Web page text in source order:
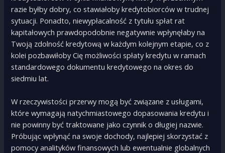
razie byłby dobry, co stawiałoby kredytobiorców w trudnej
sytuacji. Ponadto, niewypłacalność z tytułu spłat rat
kapitałowych prawdopodobnie negatywnie wpłynęłaby na
Twoją zdolność kredytową w każdym kolejnym etapie, co z
kolei pozbawiłoby Cię możliwości spłaty kredytu w ramach
standardowego dokumentu kredytowego na okres do
siedmiu lat.
W rzeczywistości przerwy mogą być związane z usługami,
które wymagają natychmiastowego dopasowania kredytu i
nie powinny być traktowane jako czynnik o długiej nazwie.
Próbując wpłynąć na swoje dochody, najlepiej skorzystać z
pomocy analityków finansowych lub ewentualnie globalnych